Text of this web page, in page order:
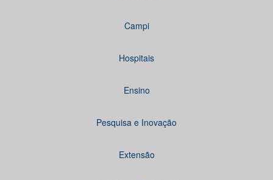
Campi
Hospitais
Ensino
Pesquisa e Inovação
Extensão